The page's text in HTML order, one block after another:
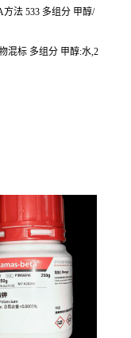
方法 533 多组分 甲醇/
混标 多组分 甲醇:水,2